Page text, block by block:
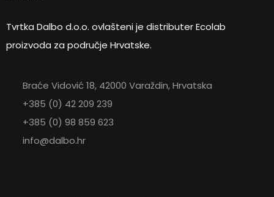
Tvrtka Dalbo d.o.o. ovlašteni je distributer Ecolab
proizvoda za područje Hrvatske.
Braće Vidović 18, 42000 Varaždin, Hrvatska
+385 (0) 42 209 239
+385 (0) 98 859 623
info@dalbo.hr